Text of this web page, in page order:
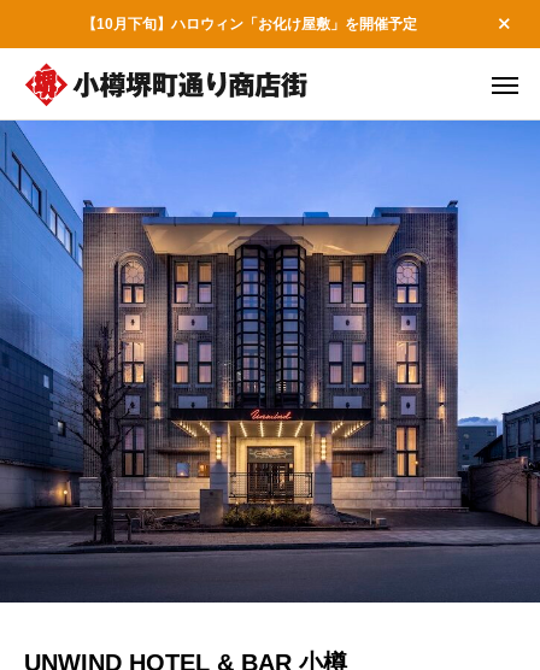
【10月下旬】ハロウィン「お化け屋敷」を開催予定
UNWIND HOTEL & BAR 小樽